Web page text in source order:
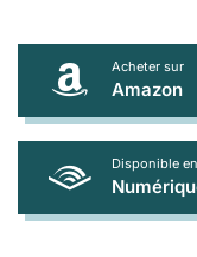
Acheter sur
Amazon
Disponible